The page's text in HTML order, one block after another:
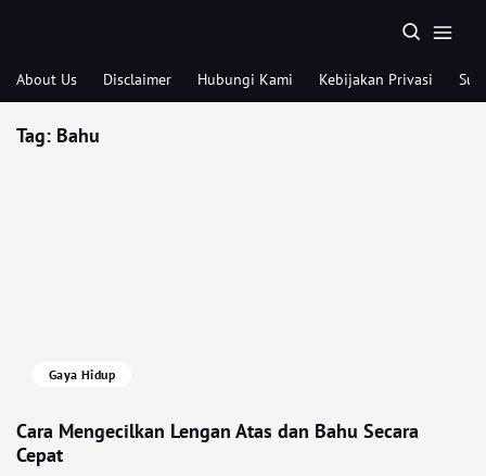
About Us Disclaimer Hubungi Kami Kebijakan Privasi
Tag: Bahu
Gaya Hidup
Cara Mengecilkan Lengan Atas dan Bahu Secara
Cepat